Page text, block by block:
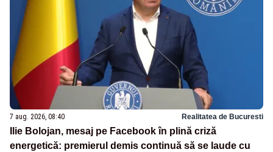
7 aug. 2026, 08:40 Realitatea de Bucuresti
Ilie Bolojan, mesaj pe Facebook în plină criză
energetică: premierul demis continuă să se laude cu